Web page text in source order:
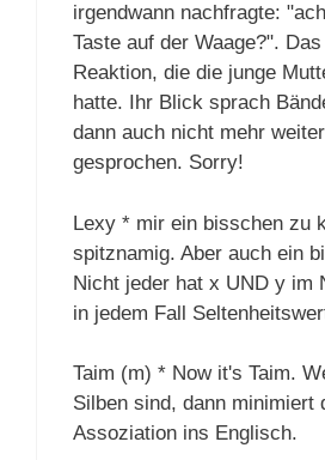
irgendwann nachfragte:
Taste auf der Waage?".
Reaktion, die die junge
hatte. Ihr Blick sprach
dann auch nicht mehr
gesprochen. Sorry!
Lexy * mir ein bisschen zu
spitznamig. Aber auch ein
Nicht jeder hat x UND y im
in jedem Fall
Taim (m) * Now it's Taim.
Silben sind, dann minimiert
Assoziation ins Englisch.